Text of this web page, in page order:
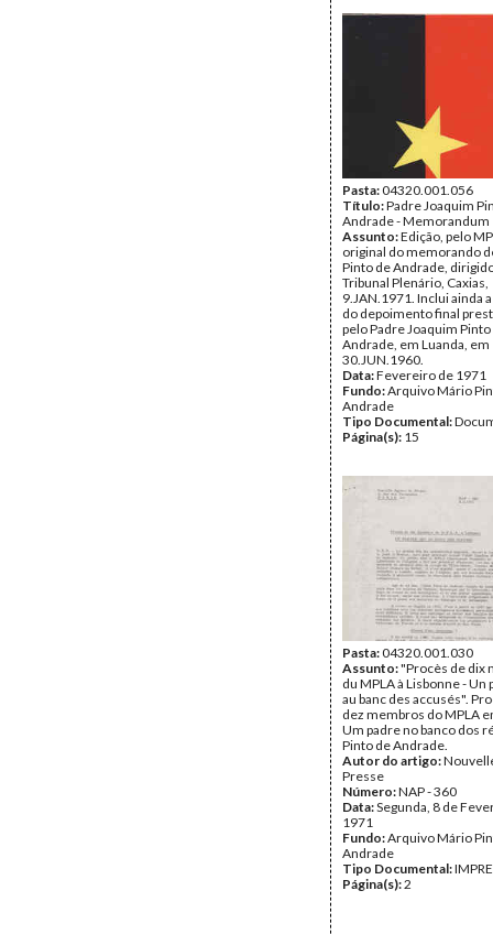
Data:Janeiro de 1971
Pasta:04320.001.056
Título:Padre Joaquim
Andrade - Memorandum
Assunto:Edição, pelo
original do memorando
Pinto de Andrade,
Tribunal Plenário, Caxias,
9.JAN.1971. Inclui ainda
do depoimento final
pelo Padre Joaquim
Andrade, em Luanda, em
30.JUN.1960.
Data:Fevereiro de 1971
Fundo:Arquivo Mário
Andrade
Tipo Documental:
Página(s): 15
Pasta:04320.001.030
Assunto:"Procès de dix
du MPLA à Lisbonne -
au banc des accusés".
dez membros do MPLA
Um padre no banco dos
Pinto de Andrade.
Autor do artigo:
Presse
Número:NAP - 360
Data:Segunda, 8 de
1971
Fundo:Arquivo Mário
Andrade
Tipo Documental:
Página(s):2